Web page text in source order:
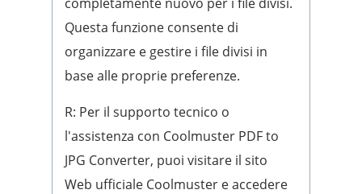
Questa funzione consente di
organizzare e gestire i file divisi in
base alle proprie preferenze.
R: Per il supporto tecnico o
l'assistenza con Coolmuster PDF to
JPG Converter, puoi visitare il sito
Web ufficiale Coolmuster e accedere